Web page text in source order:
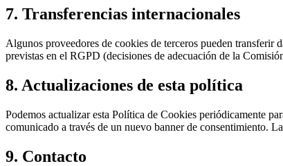
7. Transferencias internacionales
Algunos proveedores de cookies de terceros pueden transferir
previstas en el RGPD (decisiones de adecuación de la
8. Actualizaciones de esta política
Podemos actualizar esta Política de Cookies periódicamente
comunicado a través de un nuevo banner de consentimiento.
9. Contacto